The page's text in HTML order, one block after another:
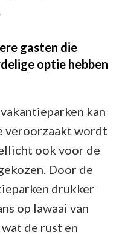
gasten die
optie hebben
kan
veroorzaakt wordt
ook voor de
Door de
drukker
op lawaai van
de rust en